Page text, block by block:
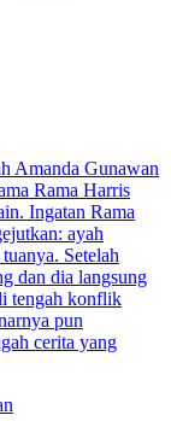
Amanda Gunawan
Rama Harris
Ingatan Rama
ayah
Setelah
dan dia langsung
tengah konflik
pun
cerita yang